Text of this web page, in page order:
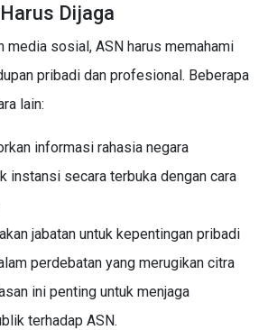
Dijaga
media sosial, ASN harus memahami
pribadi dan profesional. Beberapa
lain:
informasi rahasia negara
instansi secara terbuka dengan cara
jabatan untuk kepentingan pribadi
perdebatan yang merugikan citra
ini penting untuk menjaga
terhadap ASN.